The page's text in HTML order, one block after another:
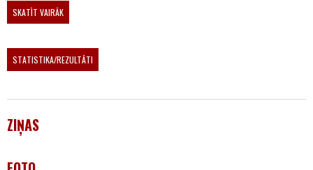
SKATĪT VAIRĀK
STATISTIKA/REZULTĀTI
ZIŅAS